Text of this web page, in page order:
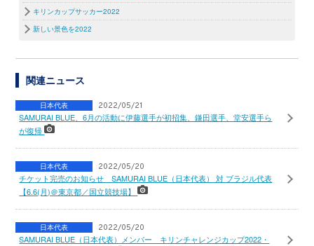
キリンカップサッカー2022
新しい景色を2022
関連ニュース
日本代表 2022/05/21
SAMURAI BLUE、6月の活動に伊藤選手が初招集、鎌田選手、堂安選手ら
が復帰
日本代表 2022/05/20
チケット完売のお知らせ SAMURAI BLUE（日本代表） 対 ブラジル代表
【6.6(月)＠東京都／国立競技場】
日本代表 2022/05/20
SAMURAI BLUE（日本代表）メンバー キリンチャレンジカップ2022・